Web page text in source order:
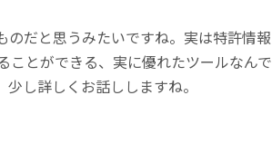
o
k
だと思うみたいですね。実は特許情報
ことができる、実に優れたツールなんで
し詳しくお話ししますね。